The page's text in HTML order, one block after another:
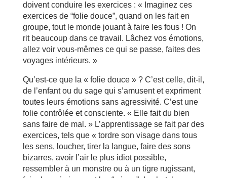
doivent conduire les exercices : « Imaginez ces
exercices de “folie douce”, quand on les fait en
groupe, tout le monde jouant à faire les fous ! On
rit beaucoup dans ce travail. Lâchez vos émotions,
allez voir vous-mêmes ce qui se passe, faites des
voyages intérieurs. »
Qu’est-ce que la « folie douce » ? C’est celle, dit-il,
de l’enfant ou du sage qui s’amusent et expriment
toutes leurs émotions sans agressivité. C’est une
folie contrôlée et consciente. « Elle fait du bien
sans faire de mal. » L’apprentissage se fait par des
exercices, tels que « tordre son visage dans tous
les sens, loucher, tirer la langue, faire des sons
bizarres, avoir l’air le plus idiot possible,
ressembler à un monstre ou à un tigre rugissant,